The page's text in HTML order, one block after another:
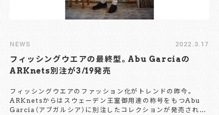
NEWS 2022.3.17
フィッシングウエアの最終型。Abu Garciaの
ARKnets別注が3/19発売
フィッシングウエアのファッション化がトレンドの昨今。
ARKnetsからはスウェーデン王室御用達の称号をもつAbu
Garcia（アブガルシア）に別注したコレクションが発売され